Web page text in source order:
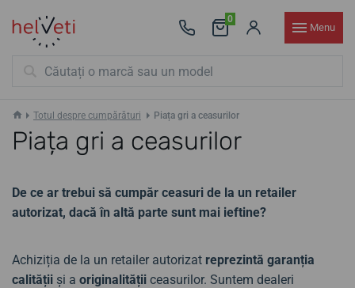
0
Menu
Totul despre cumpărături Piața gri a ceasurilor
Piața gri a ceasurilor
De ce ar trebui să cumpăr ceasuri de la un retailer
autorizat, dacă în altă parte sunt mai ieftine?
Achiziția de la un retailer autorizat reprezintă garanția
calității și a originalității ceasurilor. Suntem dealeri